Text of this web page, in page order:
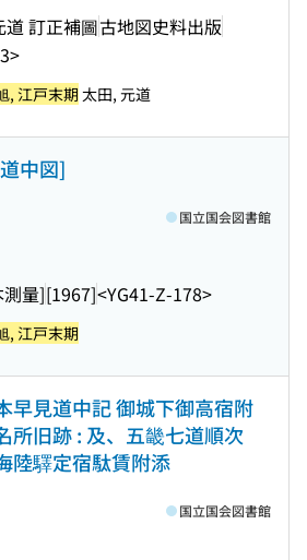
道 訂正補圖古地図史料出版
, 江戸末期 太田, 元道
中図]
量][1967]<YG41-Z-178>
国立国会図書館
, 江戸末期
早見道中記 御城下御高宿附
所旧跡 : 及、五畿七道順次
陸驛定宿駄賃附添
国立国会図書館